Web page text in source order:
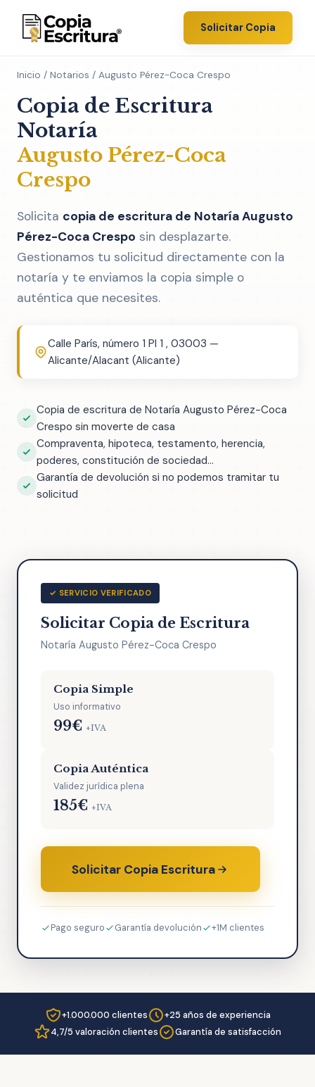
Solicitar Copia
Inicio / Notarios / Augusto Pérez-Coca Crespo
Copia de Escritura
Notaría
Augusto Pérez-Coca
Crespo
Solicita copia de escritura de Notaría Augusto
Pérez-Coca Crespo sin desplazarte.
Gestionamos tu solicitud directamente con la
notaría y te enviamos la copia simple o
auténtica que necesites.
Calle París, número 1 Pl 1 , 03003 —
Alicante/Alacant (Alicante)
Copia de escritura de Notaría Augusto Pérez-Coca
Crespo sin moverte de casa
Compraventa, hipoteca, testamento, herencia,
poderes, constitución de sociedad...
Garantía de devolución si no podemos tramitar tu
solicitud
✓ SERVICIO VERIFICADO
Solicitar Copia de Escritura
Notaría Augusto Pérez-Coca Crespo
Copia Simple
Uso informativo
99€ +IVA
Copia Auténtica
Validez jurídica plena
185€ +IVA
Solicitar Copia Escritura
Pago seguro Garantía devolución +1M clientes
+1.000.000 clientes
+25 años de experiencia
4,7/5 valoración clientes
Garantía de satisfacción